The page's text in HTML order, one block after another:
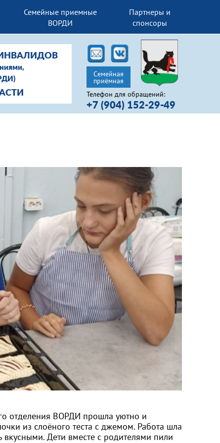
Семейные приемные
ВОРДИ
Партнеры и
спонсоры
Телефон для обращений:
+7 (904) 152-29-49
Семейная
приёмная
отделения ВОРДИ прошла уютно и
из слоёного теста с джемом. Работа шла
Дети вместе с родителями пили